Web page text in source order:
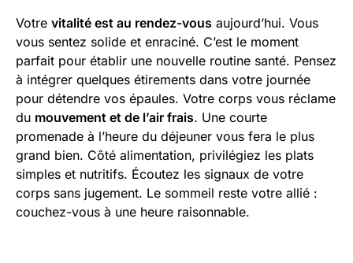
Votre vitalité est au rendez-vous aujourd’hui. Vous
vous sentez solide et enraciné. C’est le moment
parfait pour établir une nouvelle routine santé. Pensez
à intégrer quelques étirements dans votre journée
pour détendre vos épaules. Votre corps vous réclame
du mouvement et de l’air frais. Une courte
promenade à l’heure du déjeuner vous fera le plus
grand bien. Côté alimentation, privilégiez les plats
simples et nutritifs. Écoutez les signaux de votre
corps sans jugement. Le sommeil reste votre allié :
couchez-vous à une heure raisonnable.